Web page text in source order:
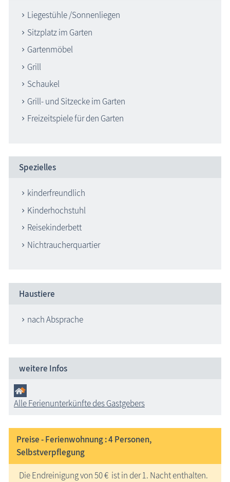
Liegestühle /Sonnenliegen
Sitzplatz im Garten
Gartenmöbel
Grill
Schaukel
Grill- und Sitzecke im Garten
Freizeitspiele für den Garten
Spezielles
kinderfreundlich
Kinderhochstuhl
Reisekinderbett
Nichtraucherquartier
Haustiere
nach Absprache
weitere Infos
Alle Ferienunterkünfte des Gastgebers
Preise - Ferienwohnung : 4Personen,
Selbstverpflegung
Die Endreinigung von 50 € ist in der 1. Nacht enthalten.